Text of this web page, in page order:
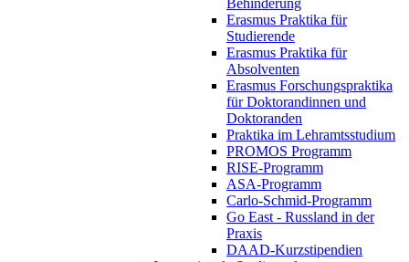
Erasmus Praktika für
Studierende
Erasmus Praktika für
Absolventen
Erasmus Forschungspraktika
für Doktorandinnen und
Doktoranden
Praktika im Lehramtsstudium
PROMOS Programm
RISE-Programm
ASA-Programm
Carlo-Schmid-Programm
Go East - Russland in der
Praxis
DAAD-Kurzstipendien